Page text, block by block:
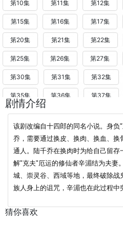
第10集 第11集 第12集
第15集 第16集 第17集
第20集 第21集 第22集
第25集 第26集 第27集
第30集 第31集 第32集
第35集 第36集 第37集
第40集
剧情介绍
该剧改编自十四郎的同名小说。 身负
乔，需要通过换皮、换肉、换血、
通人。陆千乔在换肉时为给自己留
解"克夫"厄运的修仙者辛湄结为夫妻
城、崇灵谷、西域等地，最终破除
族人身上的诅咒，辛湄也在此过程中
猜你喜欢